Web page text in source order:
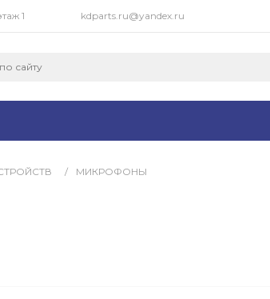
1 kdparts.ru@yandex.ru
/ МИКРОФОНЫ